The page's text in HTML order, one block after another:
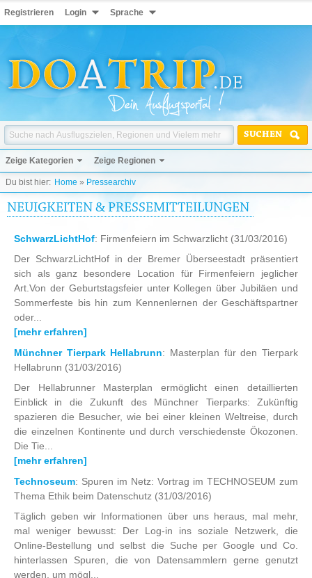
Registrieren Login Sprache
SUCHEN
Zeige Kategorien Zeige Regionen
Du bist hier: Home » Pressearchiv
NEUIGKEITEN & PRESSEMITTEILUNGEN
SchwarzLichtHof: Firmenfeiern im Schwarzlicht (31/03/2016)
Der SchwarzLichtHof in der Bremer Überseestadt präsentiert
sich als ganz besondere Location für Firmenfeiern jeglicher
Art.Von der Geburtstagsfeier unter Kollegen über Jubiläen und
Sommerfeste bis hin zum Kennenlernen der Geschäftspartner
oder...
[mehr erfahren]
Münchner Tierpark Hellabrunn: Masterplan für den Tierpark
Hellabrunn (31/03/2016)
Der Hellabrunner Masterplan ermöglicht einen detaillierten
Einblick in die Zukunft des Münchner Tierparks: Zukünftig
spazieren die Besucher, wie bei einer kleinen Weltreise, durch
die einzelnen Kontinente und durch verschiedenste Ökozonen.
Die Tie...
[mehr erfahren]
Technoseum: Spuren im Netz: Vortrag im TECHNOSEUM zum
Thema Ethik beim Datenschutz (31/03/2016)
Täglich geben wir Informationen über uns heraus, mal mehr,
mal weniger bewusst: Der Log-in ins soziale Netzwerk, die
Online-Bestellung und selbst die Suche per Google und Co.
hinterlassen Spuren, die von Datensammlern gerne genutzt
werden, um mögl...